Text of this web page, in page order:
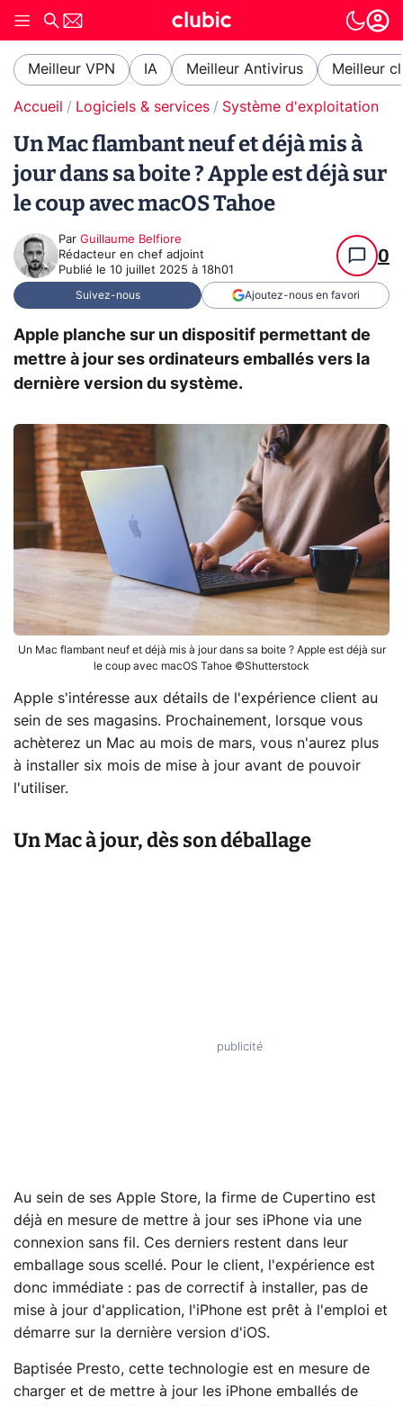
Meilleur VPN IA Meilleur Antivirus Meilleur
Accueil Logiciels & services Système d'exploitation
Un Mac flambant neuf et déjà mis à
jour dans sa boite ? Apple est déjà sur
le coup avec macOS Tahoe
Par Guillaume Belfiore
Rédacteur en chef adjoint
Publié le 10 juillet 2025 à 18h01
0
Suivez-nous Ajoutez-nous en favori
Apple planche sur un dispositif permettant de
mettre à jour ses ordinateurs emballés vers la
dernière version du système.
Un Mac flambant neuf et déjà mis à jour dans sa boite ? Apple est déjà sur
le coup avec macOS Tahoe ©Shutterstock
Apple s'intéresse aux détails de l'expérience client au
sein de ses magasins. Prochainement, lorsque vous
achèterez un Mac au mois de mars, vous n'aurez plus
à installer six mois de mise à jour avant de pouvoir
l'utiliser.
Un Mac à jour, dès son déballage
Au sein de ses Apple Store, la firme de Cupertino est
déjà en mesure de mettre à jour ses iPhone via une
connexion sans fil. Ces derniers restent dans leur
emballage sous scellé. Pour le client, l'expérience est
donc immédiate : pas de correctif à installer, pas de
mise à jour d'application, l'iPhone est prêt à l'emploi et
démarre sur la dernière version d'iOS.
Baptisée Presto, cette technologie est en mesure de
charger et de mettre à jour les iPhone emballés de